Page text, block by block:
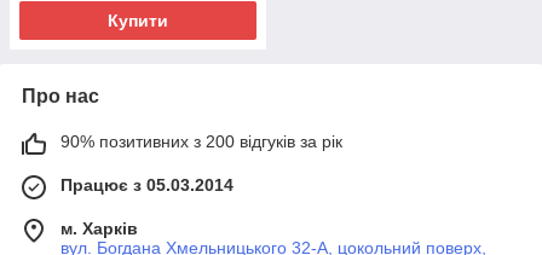
Купити
Про нас
90% позитивних з 200 відгуків за рік
Працює з 05.03.2014
м. Харків
вул. Богдана Хмельницького 32-А, цокольний поверх,